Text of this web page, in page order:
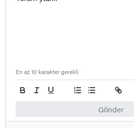
Gönder
En az 10 karakter gerekli